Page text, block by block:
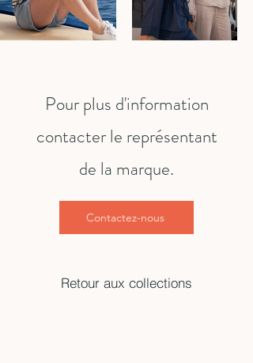
Pour plus d'information
contacter le représentant
de la marque.
Contactez-nous
Retour aux collections